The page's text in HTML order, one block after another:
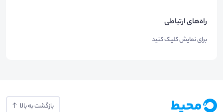
راه‌های ارتباطی
برای نمایش کلیک کنید
بازگشت به بالا